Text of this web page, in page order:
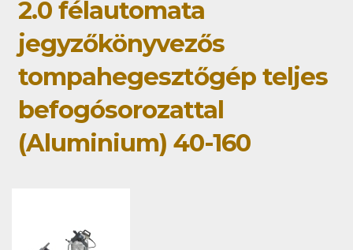
2.0 félautomata
jegyzőkönyvezős
tompahegesztőgép teljes
befogósorozattal
(Aluminium) 40-160